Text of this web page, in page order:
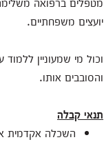
יועצים משפחתיים.
וכול מי שמעוניין
והסובבים אותו.
תנאי קבלה
השכלה אקדמית או